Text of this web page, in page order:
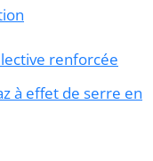
renforcée
à effet de serre en